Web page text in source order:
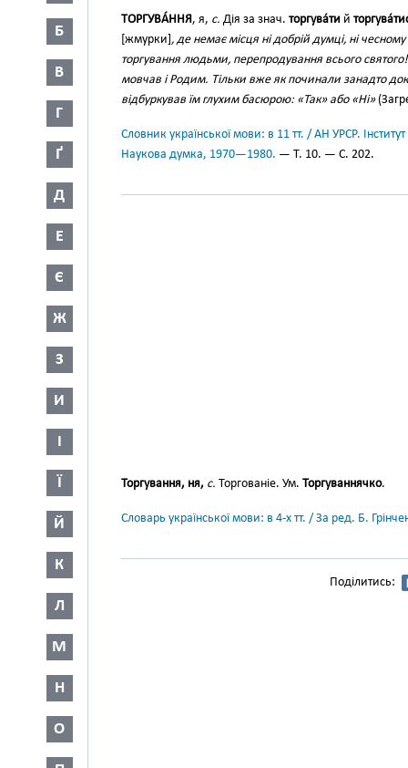
Б
В
Г
Ґ
Д
Е
Є
Ж
З
И
І
Ї
Й
К
Л
М
Н
О
ТОРГУВА́ННЯ, я, с. Дія за знач. торгува́ти й
[жмурки] , де немає місця ні добрій думці, ні
торгування людьми, перепродування всього
мовчав і Родим. Тільки вже як починали занадто
відбуркував їм глухим басюрою: «Так» або «Ні»
Словник української мови: в 11 тт. / АН УРСР.
Наукова думка, 1970—1980. — Т. 10. — С. 202.
Торгування, ня, с. Торгованіе. Ум. Торгуваннячко.
Словарь української мови: в 4-х тт. / За ред. Б.
Поділитись: